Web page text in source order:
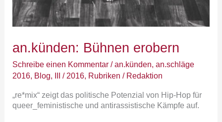
an.künden: Bühnen erobern
Schreibe einen Kommentar /an.künden,an.schläge
2016, Blog, III / 2016, Rubriken / Redaktion
„re*mix“ zeigt das politische Potenzial von Hip-Hop für
queer_feministische und antirassistische Kämpfe auf.